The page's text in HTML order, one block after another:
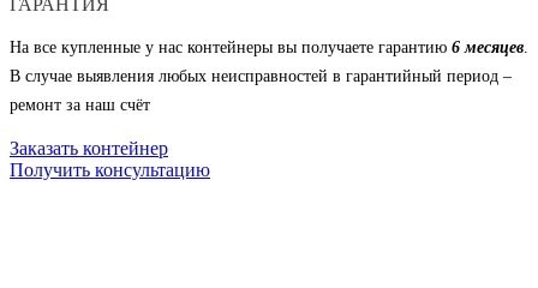
ГАРАНТИЯ
На все купленные у нас контейнеры вы получаете гарантию 6 месяцев.
В случае выявления любых неисправностей в гарантийный период –
ремонт за наш счёт
Заказать контейнер
Получить консультацию